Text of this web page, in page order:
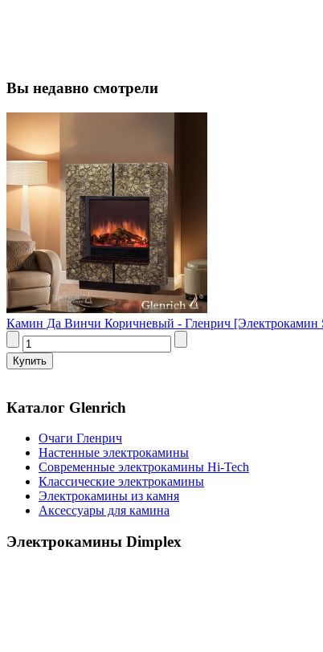
Вы недавно смотрели
Камин Да Винчи Коричневый - Гленрич [Электрокамин
Каталог Glenrich
Очаги Гленрич
Настенные электрокамины
Современные электрокамины Hi-Tech
Классические электрокамины
Электрокамины из камня
Аксессуары для камина
Электрокамины Dimplex